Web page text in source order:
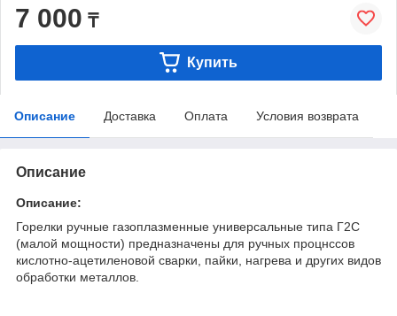
7 000 ₸
Купить
Описание Доставка Оплата Условия возврата
Описание
Описание:
Горелки ручные газоплазменные универсальные типа Г2С
(малой мощности) предназначены для ручных процнссов
кислотно-ацетиленовой сварки, пайки, нагрева и других видов
обработки металлов.